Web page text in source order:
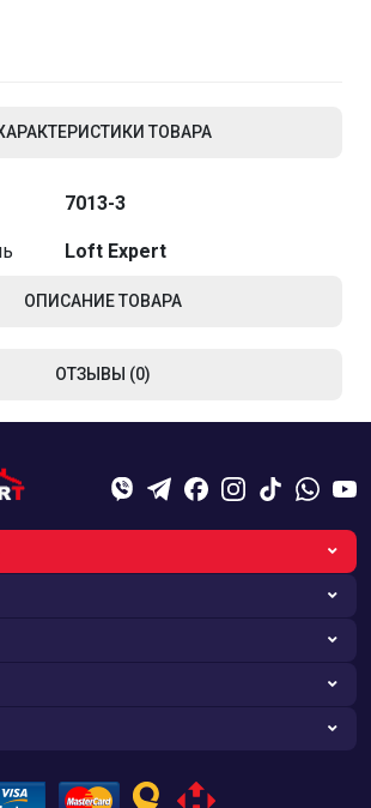
ТОВАРА
7013-3
Loft Expert
ОПИСАНИЕ ТОВАРА
ОТЗЫВЫ (0)